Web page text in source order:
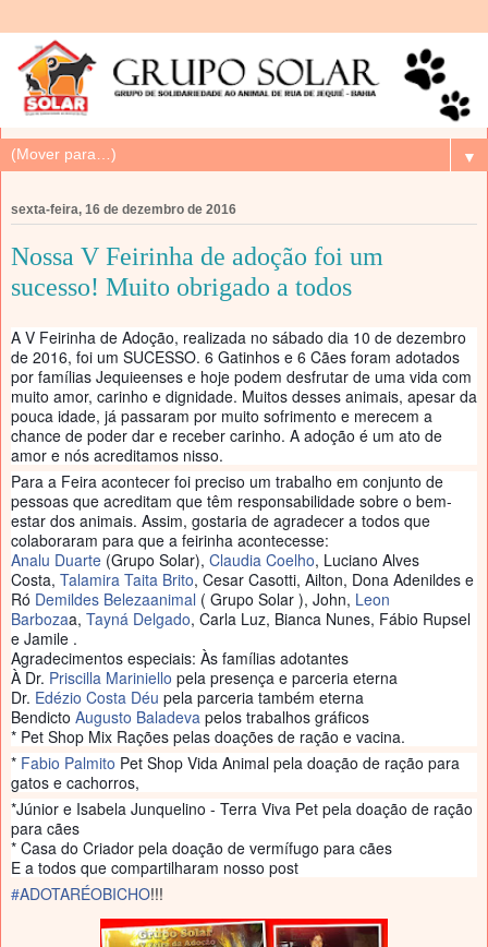
▼
sexta-feira, 16 de dezembro de 2016
Nossa V Feirinha de adoção foi um
sucesso! Muito obrigado a todos
A V Feirinha de Adoção, realizada no sábado dia 10 de dezembro
de 2016, foi um SUCESSO. 6 Gatinhos e 6 Cães foram adotados
por famílias Jequieenses e hoje podem desfrutar de uma vida com
muito amor, carinho e dignidade. Muitos desses animais, apesar da
pouca idade, já passaram por muito sofrimento e merecem a
chance de poder dar e receber carinho. A adoção é um ato de
amor e nós acreditamos nisso.
Para a Feira acontecer foi preciso um trabalho em conjunto de
pessoas que acreditam que têm responsabilidade sobre o bem-
estar dos animais. Assim, gostaria de agradecer a todos que
colaboraram para que a feirinha acontecesse:
Analu Duarte (Grupo Solar), Claudia Coelho, Luciano Alves
Costa, Talamira Taita Brito, Cesar Casotti, Ailton, Dona Adenildes e
Ró Demildes Belezaanimal ( Grupo Solar ), John, Leon
Barbozaa, Tayná Delgado, Carla Luz, Bianca Nunes, Fábio Rupsel
e Jamile .
Agradecimentos especiais: Às famílias adotantes
À Dr. Priscilla Mariniello pela presença e parceria eterna
Dr. Edézio Costa Déu pela parceria também eterna
Bendicto Augusto Baladeva pelos trabalhos gráficos
* Pet Shop Mix Rações pelas doações de ração e vacina.
* Fabio Palmito Pet Shop Vida Animal pela doação de ração para
gatos e cachorros,
*Júnior e Isabela Junquelino - Terra Viva Pet pela doação de ração
para cães
* Casa do Criador pela doação de vermífugo para cães
E a todos que compartilharam nosso post
#ADOTARÉOBICHO!!!